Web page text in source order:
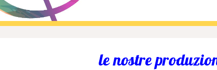
le nostre